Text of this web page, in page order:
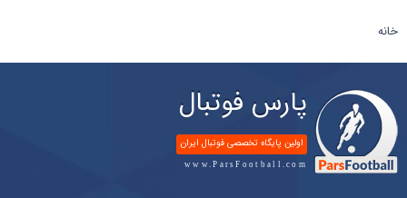
خانه
پارس فوتبال
اولین پایگاه تخصصی فوتبال ایران
www.ParsFootball.com